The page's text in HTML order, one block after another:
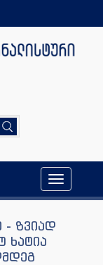
Toggle
navigation
- ზვიად
ხატია